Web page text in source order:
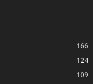
166
124
109